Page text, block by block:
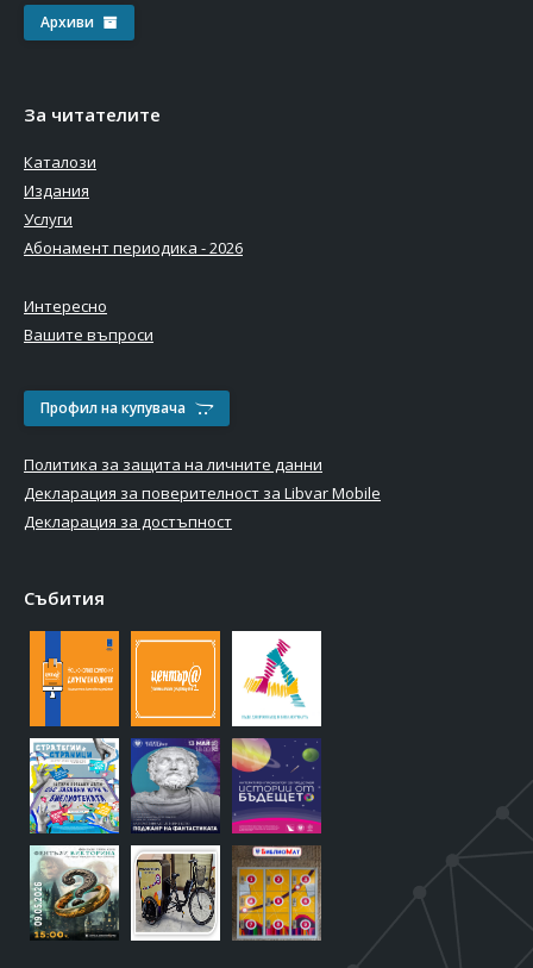
Архиви
За читателите
Каталози
Издания
Услуги
Абонамент периодика - 2026
Интересно
Вашите въпроси
Профил на купувача
Политика за защита на личните данни
Декларация за поверителност за Libvar Mobile
Декларация за достъпност
Събития